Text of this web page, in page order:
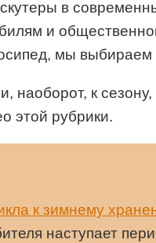
в
и
мы
наоборот, к
этой рубрики.
к зимнему
наступает